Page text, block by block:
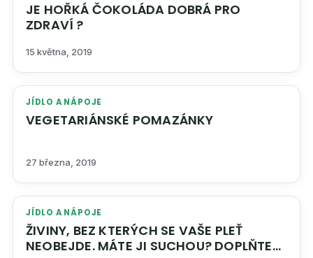
JE HOŘKÁ ČOKOLÁDA DOBRÁ PRO
ZDRAVÍ ?
15 května, 2019
JÍDLO A NÁPOJE
VEGETARIÁNSKÉ POMAZÁNKY
27 března, 2019
JÍDLO A NÁPOJE
ŽIVINY, BEZ KTERÝCH SE VAŠE PLEŤ
NEOBEJDE. MÁTE JI SUCHOU? DOPLŇTE